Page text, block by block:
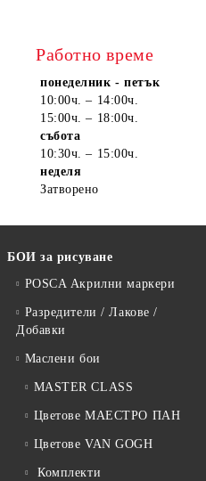
Работно време
понеделник - петък
10:00ч. – 14:00ч.
15:00ч. – 18:00ч.
събота
10:30ч. – 15:00ч.
неделя
Затворено
БОИ за рисуване
POSCA Акрилни маркери
Разредители / Лакове /
Добавки
Маслени бои
MASTER CLASS
Цветове МАЕСТРО ПАН
Цветове VAN GOGH
Комплекти